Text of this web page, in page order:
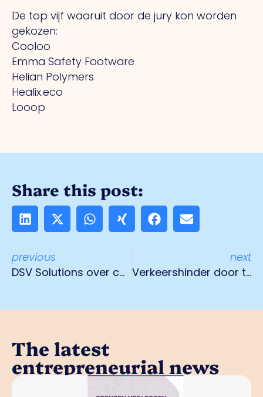
De top vijf waaruit door de jury kon worden
gekozen:
Cooloo
Emma Safety Footware
Helian Polymers
Healix.eco
Looop
Share this post:
previous
DSV Solutions over cameraproject Veilig Venlo
next
Verkeershinder door transport windturbines en onderdelen
The latest
entrepreneurial news